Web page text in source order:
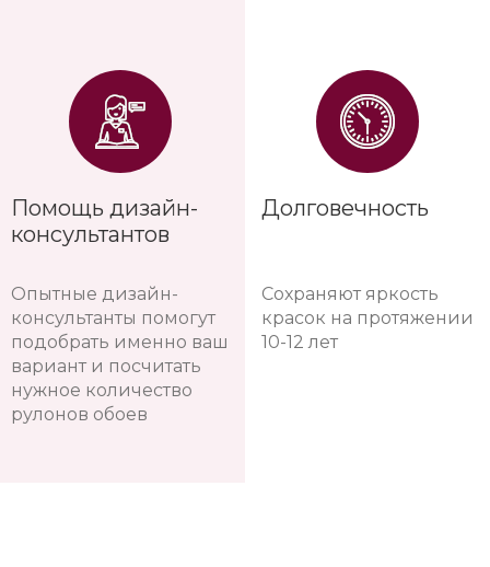
Помощь дизайн-
консультантов
Опытные дизайн-
консультанты помогут
подобрать именно ваш
вариант и посчитать
нужное количество
рулонов обоев
Долговечность
Сохраняют яркость
красок на протяжении
10-12 лет